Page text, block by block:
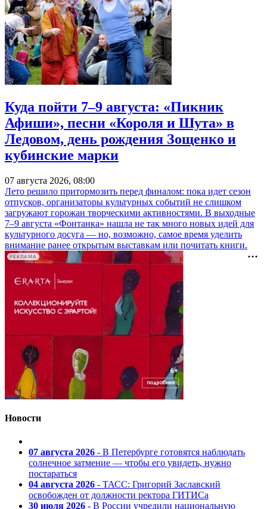
Куда пойти 7–9 августа: «Пикник
Афиши», песни «Короля и Шута» в
Ледовом, день рождения Зощенко и
кубинские марки
07 августа 2026, 08:00
Лето решило притормозить перед финалом: пока идет сезон
отпусков, организаторы культурных событий не слишком
загружают горожан творческими активностями. В выходные
7–9 августа «Фонтанка» нашла не так много новых идей для
культурного досуга — но, возможно, самое время уделить
внимание ранее открытым выставкам или почитать книги.
РЕКЛАМА
Новости
07 августа 2026 - В Петербурге готовятся наблюдать
солнечное затмение — чтобы его увидеть, нужно
постараться
04 августа 2026 - ТАСС: Григорий Заславский
освобожден от должности ректора ГИТИСа
30 июля 2026 - В России учредили национальную